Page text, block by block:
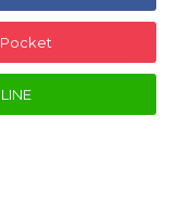
Pocket
LINE